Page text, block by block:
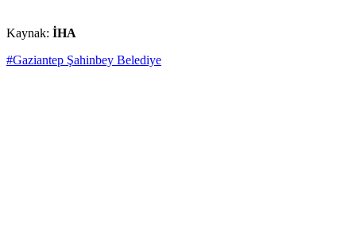
Kaynak: İHA
#Gaziantep Şahinbey Belediye